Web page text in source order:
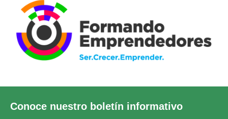
Conoce nuestro boletín informativo